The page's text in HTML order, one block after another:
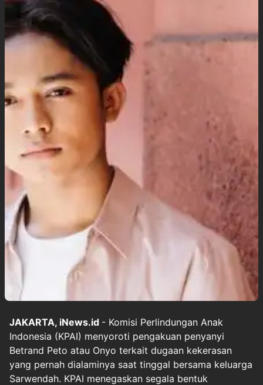
JAKARTA, iNews.id - Komisi Perlindungan Anak
Indonesia (KPAI) menyoroti pengakuan penyanyi
Betrand Peto atau Onyo terkait dugaan kekerasan
yang pernah dialaminya saat tinggal bersama keluarga
Sarwendah. KPAI menegaskan segala bentuk